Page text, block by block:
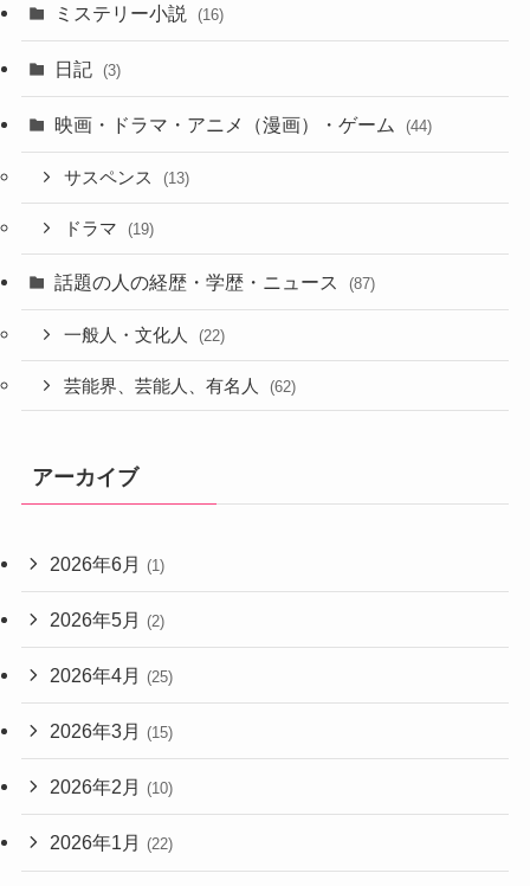
ミステリー小説 (16)
日記 (3)
映画・ドラマ・アニメ（漫画）・ゲーム (44)
サスペンス (13)
ドラマ (19)
話題の人の経歴・学歴・ニュース (87)
一般人・文化人 (22)
芸能界、芸能人、有名人 (62)
アーカイブ
2026年6月 (1)
2026年5月 (2)
2026年4月 (25)
2026年3月 (15)
2026年2月 (10)
2026年1月 (22)